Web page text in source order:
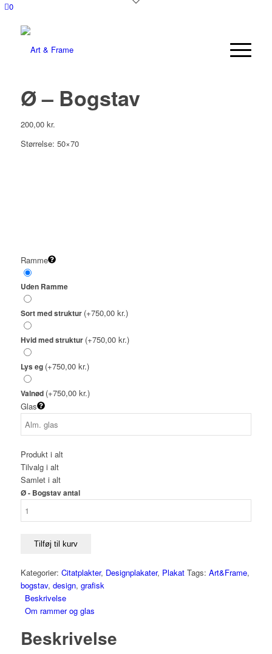
0
Ø – Bogstav
200,00 kr.
Størrelse: 50×70
Ramme
Uden Ramme
Sort med struktur (+750,00 kr.)
Hvid med struktur (+750,00 kr.)
Lys eg (+750,00 kr.)
Valnød (+750,00 kr.)
Glas
Produkt i alt
Tilvalg i alt
Samlet i alt
Ø - Bogstav antal
Tilføj til kurv
Kategorier: Citatplakter, Designplakater, Plakat Tags: Art&Frame,
bogstav, design, grafisk
Beskrivelse
Om rammer og glas
Beskrivelse